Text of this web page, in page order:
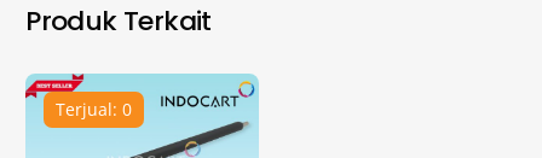
Produk Terkait
Terjual: 0